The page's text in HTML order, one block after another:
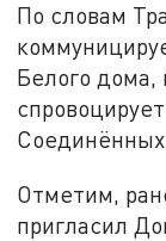
По словам
Белого дома,
Отметим,
пригласил